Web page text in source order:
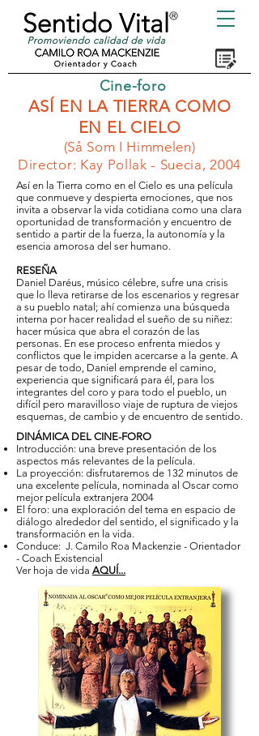
Cine-foro
ASÍ EN LA TIERRA COMO
EN EL CIELO
(Så Som I Himmelen)
Director: Kay Pollak - Suecia, 2004
Así en la Tierra como en el Cielo es una película
que conmueve y despierta emociones, que nos
invita a observar la vida cotidiana como una clara
oportunidad de transformación y encuentro de
sentido a partir de la fuerza, la autonomía y la
esencia amorosa del ser humano.
RESEÑA
Daniel Daréus, músico célebre, sufre una crisis
que lo lleva retirarse de los escenarios y regresar
a su pueblo natal; ahí comienza una búsqueda
interna por hacer realidad el sueño de su niñez:
hacer música que abra el corazón de las
personas. En ese proceso enfrenta miedos y
conflictos que le impiden acercarse a la gente. A
pesar de todo, Daniel emprende el camino,
experiencia que significará para él, para los
integrantes del coro y para todo el pueblo, un
difícil pero maravilloso viaje de ruptura de viejos
esquemas, de cambio y de encuentro de sentido.
DINÁMICA DEL CINE-FORO
Introducción: una breve presentación de los
aspectos más relevantes de la película.
La proyección: disfrutaremos de 132 minutos de
una excelente película, nominada al Oscar como
mejor película extranjera 2004
El foro: una exploración del tema en espacio de
diálogo alrededor del sentido, el significado y la
transformación en la vida.
Conduce: J. Camilo Roa Mackenzie - Orientador
- Coach Existencial
Ver hoja de vida AQUÍ...